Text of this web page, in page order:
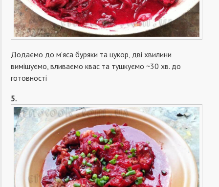
Додаємо до м’яса буряки та цукор, дві хвилини
вимішуємо, вливаємо квас та тушкуємо ~30 хв. до
готовності
5.